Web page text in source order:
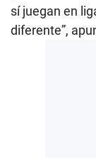
sí juegan en
diferente”,